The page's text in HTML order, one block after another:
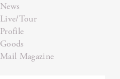
News
Live/Tour
Profile
Goods
Mail Magazine